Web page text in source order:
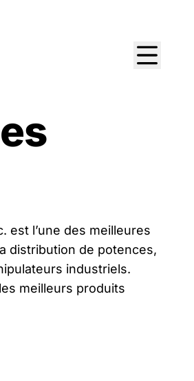
est l’une des meilleures
distribution de potences,
industriels.
meilleurs produits